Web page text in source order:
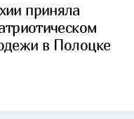
приняла
в Полоцке